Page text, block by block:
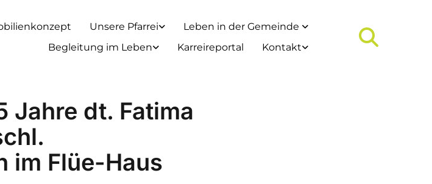
Unsere Pfarrei
Leben in der Gemeinde
Begleitung im Leben
Karreireportal Kontakt
Jahre dt. Fatima
im Flüe-Haus